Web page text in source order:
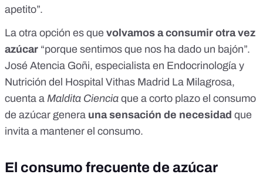
apetito”.
La otra opción es que volvamos a consumir otra vez
azúcar “porque sentimos que nos ha dado un bajón”.
José Atencia Goñi, especialista en Endocrinología y
Nutrición del Hospital Vithas Madrid La Milagrosa,
cuenta a Maldita Ciencia que a corto plazo el consumo
de azúcar genera una sensación de necesidad que
invita a mantener el consumo.
El consumo frecuente de azúcar